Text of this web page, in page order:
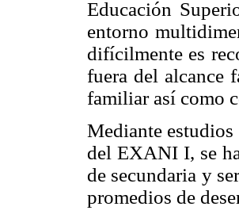
Educación
entorno
difícilmente es
fuera del alcance
familiar así como
Mediante
del EXANI I, se
de secundaria y
promedios de